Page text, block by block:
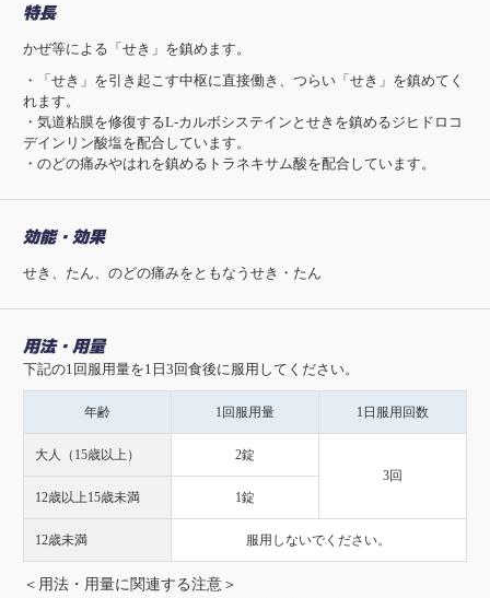
特長
かぜ等による「せき」を鎮めます。
・「せき」を引き起こす中枢に直接働き、つらい「せき」を鎮めてく
れます。
・気道粘膜を修復するL-カルボシステインとせきを鎮めるジヒドロコ
デインリン酸塩を配合しています。
・のどの痛みやはれを鎮めるトラネキサム酸を配合しています。
効能・効果
せき、たん、のどの痛みをともなうせき・たん
用法・用量
下記の1回服用量を1日3回食後に服用してください。
年齢 1回服用量 1日服用回数
大人（15歳以上）
2錠
3回
12歳以上15歳未満
1錠
12歳未満 服用しないでください。
＜用法・用量に関連する注意＞